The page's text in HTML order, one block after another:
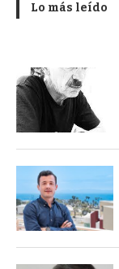
Lo más leído